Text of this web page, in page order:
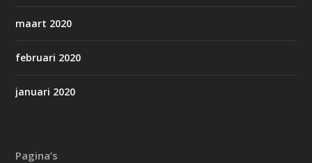
maart 2020
februari 2020
januari 2020
Pagina’s